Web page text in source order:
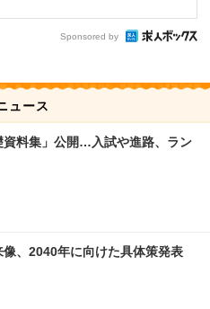
Sponsored by
ュース
資料集」公開…入試や進路、ラン
像、2040年に向けた具体策発表